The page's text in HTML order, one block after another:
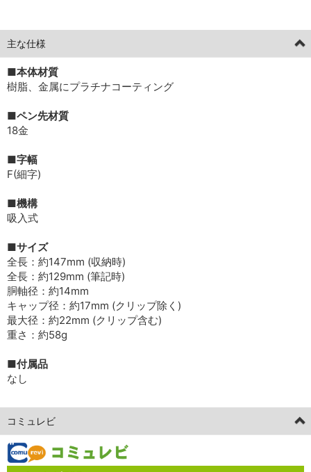
主な仕様
■本体材質
樹脂、金属にプラチナコーティング
■ペン先材質
18金
■字幅
F(細字)
■機構
吸入式
■サイズ
全長：約147mm (収納時)
全長：約129mm (筆記時)
胴軸径：約14mm
キャップ径：約17mm (クリップ除く)
最大径：約22mm (クリップ含む)
重さ：約58g
■付属品
なし
コミュレビ